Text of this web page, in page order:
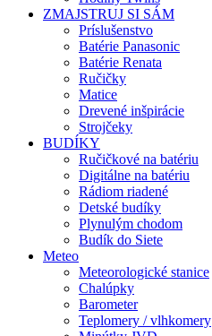
ZMAJSTRUJ SI SÁM
Príslušenstvo
Batérie Panasonic
Batérie Renata
Ručičky
Matice
Drevené inšpirácie
Strojčeky
BUDÍKY
Ručičkové na batériu
Digitálne na batériu
Rádiom riadené
Detské budíky
Plynulým chodom
Budík do Siete
Meteo
Meteorologické stanice
Chalúpky
Barometer
Teplomery / vlhkomery